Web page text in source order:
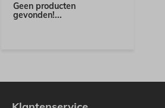
Geen producten
gevonden!...